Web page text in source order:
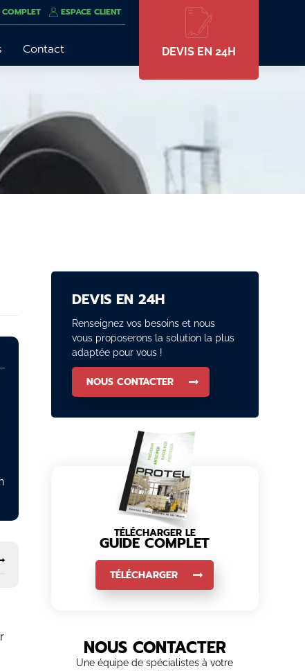
ESPACE CLIENT
Contact DEVIS EN 24H
DEVIS EN 24H
Renseignez vos besoins et nous
vous proposerons la solution la plus
adaptée pour vous !
NOUS CONTACTER
TÉLÉCHARGER LE
GUIDE COMPLET
TÉLÉCHARGER
NOUS CONTACTER
Une équipe de spécialistes à votre